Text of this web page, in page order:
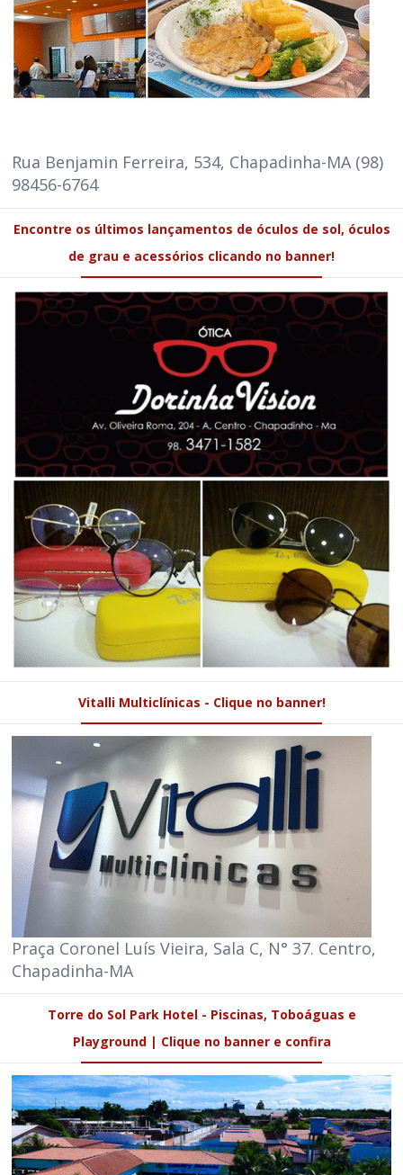
Rua Benjamin Ferreira, 534, Chapadinha-MA (98)
98456-6764
Encontre os últimos lançamentos de óculos de sol, óculos
de grau e acessórios clicando no banner!
Vitalli Multiclínicas - Clique no banner!
Praça Coronel Luís Vieira, Sala C, N° 37. Centro,
Chapadinha-MA
Torre do Sol Park Hotel - Piscinas, Toboáguas e
Playground | Clique no banner e confira